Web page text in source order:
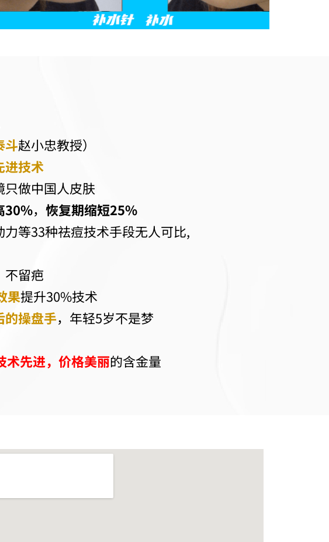
斗赵小忠教授）
进技术
只做中国人皮肤
30%， 恢复期缩短25%
等33种祛痘技术手段无人可比,
不留疤
果提升30%技术
的操盘手，年轻5岁不是梦
术先进，价格美丽的含金量